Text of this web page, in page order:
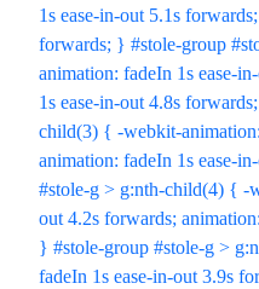
1s ease-in-out 5.1s
forwards; } #stole-group
animation: fadeIn 1s ease-
1s ease-in-out 4.8s
child(3) { -webkit-
animation: fadeIn 1s ease-
#stole-g > g:nth-child(4) { -
out 4.2s forwards;
} #stole-group #stole-g >
fadeIn 1s ease-in-out 3.9s